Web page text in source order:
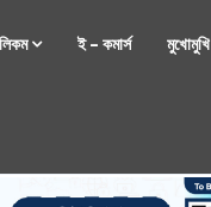
ই – কমার্স মুখোমুখি